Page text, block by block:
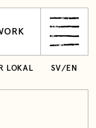
LOKAL SV/ EN